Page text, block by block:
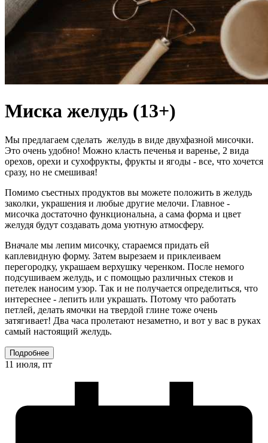
Миска желудь (13+)
Мы предлагаем сделать желудь в виде двухфазной мисочки.
Это очень удобно! Можно класть печенья и варенье, 2 вида
орехов, орехи и сухофрукты, фрукты и ягоды - все, что хочется
сразу, но не смешивая!
Помимо съестных продуктов вы можете положить в желудь
заколки, украшения и любые другие мелочи. Главное -
мисочка достаточно функциональна, а сама форма и цвет
желудя будут создавать дома уютную атмосферу.
Вначале мы лепим мисочку, стараемся придать ей
каплевидную форму. Затем вырезаем и приклеиваем
перегородку, украшаем верхушку черенком. После немого
подсушиваем желудь, и с помощью различных стеков и
петелек наносим узор. Так и не получается определиться, что
интереснее - лепить или украшать. Потому что работать
петлей, делать ямочки на твердой глине тоже очень
затягивает! Два часа пролетают незаметно, и вот у вас в руках
самый настоящий желудь.
Подробнее
11 июля, пт